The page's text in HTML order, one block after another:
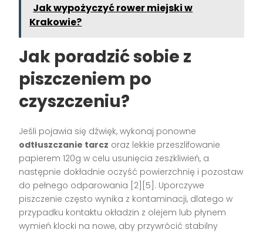
Jak wypożyczyć rower miejski w
Krakowie?
Jak poradzić sobie z
piszczeniem po
czyszczeniu?
Jeśli pojawia się dźwięk, wykonaj ponowne
odtłuszczanie tarcz oraz lekkie przeszlifowanie
papierem 120g w celu usunięcia zeszkliwień, a
następnie dokładnie oczyść powierzchnię i pozostaw
do pełnego odparowania [2][5]. Uporczywe
piszczenie często wynika z kontaminacji, dlatego w
przypadku kontaktu okładzin z olejem lub płynem
wymień klocki na nowe, aby przywrócić stabilny